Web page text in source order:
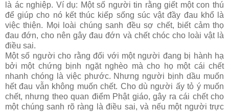
là ác nghiệp. Ví dụ: Một số người tin rằng giết một con thú
để giúp cho nó kết thúc kiếp sống súc vật đầy đau khổ là
việc thiện. Mọi loài chúng sanh đều sợ chết, biết cảm thọ
đau đớn, cho nên gây đau đớn và chết chóc cho loài vật là
điều sai.
Một số người cho rằng đối với một người đang bị hành hạ
bởi một chứng bịnh ngặt nghèo mà cho họ một cái chết
nhanh chóng là việc phước. Nhưng người bịnh dầu muốn
hết đau vẫn không muốn chết. Cho dù người ấy tỏ ý muốn
chết, nhưng theo quan điểm Phật giáo, gây ra cái chết cho
một chúng sanh rõ ràng là điều sai, và nếu một người trực